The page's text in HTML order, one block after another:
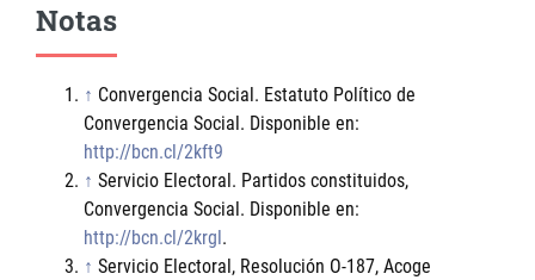
Notas
↑ Convergencia Social. Estatuto Político de
Convergencia Social. Disponible en:
http://bcn.cl/2kft9
↑ Servicio Electoral. Partidos constituidos,
Convergencia Social. Disponible en:
http://bcn.cl/2krgl .
↑ Servicio Electoral, Resolución O-187, Acoge